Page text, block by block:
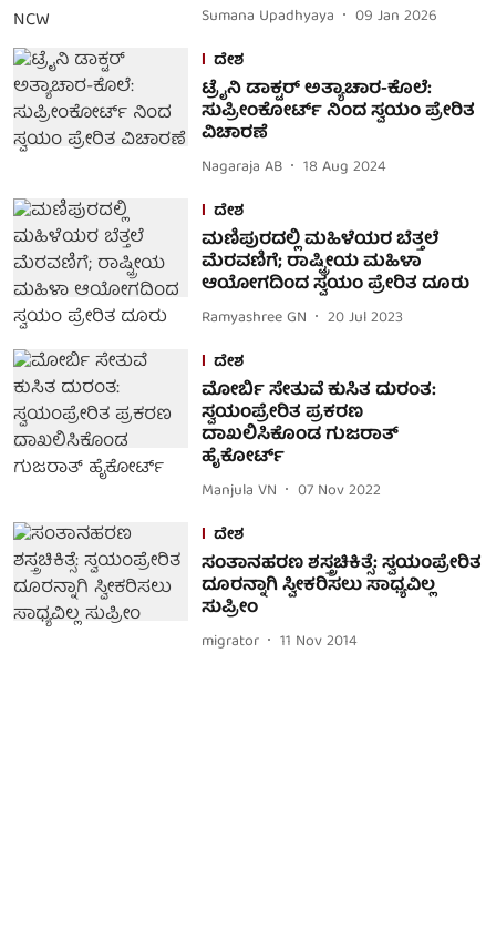
Sumana Upadhyaya
09 Jan 2026
ದೇಶ
ಟ್ರೈನಿ ಡಾಕ್ಟರ್ ಅತ್ಯಾಚಾರ-ಕೊಲೆ:
ಸುಪ್ರೀಂಕೋರ್ಟ್ ನಿಂದ ಸ್ವಯಂ ಪ್ರೇರಿತ
ವಿಚಾರಣೆ
Nagaraja AB
18 Aug 2024
ದೇಶ
ಮಣಿಪುರದಲ್ಲಿ ಮಹಿಳೆಯರ ಬೆತ್ತಲೆ
ಮೆರವಣಿಗೆ; ರಾಷ್ಟ್ರೀಯ ಮಹಿಳಾ
ಆಯೋಗದಿಂದ ಸ್ವಯಂ ಪ್ರೇರಿತ ದೂರು
Ramyashree GN
20 Jul 2023
ದೇಶ
ಮೋರ್ಬಿ ಸೇತುವೆ ಕುಸಿತ ದುರಂತ:
ಸ್ವಯಂಪ್ರೇರಿತ ಪ್ರಕರಣ
ದಾಖಲಿಸಿಕೊಂಡ ಗುಜರಾತ್
ಹೈಕೋರ್ಟ್
Manjula VN
07 Nov 2022
ದೇಶ
ಸಂತಾನಹರಣ ಶಸ್ತ್ರಚಿಕಿತ್ಸೆ: ಸ್ವಯಂಪ್ರೇರಿತ
ದೂರನ್ನಾಗಿ ಸ್ವೀಕರಿಸಲು ಸಾಧ್ಯವಿಲ್ಲ
ಸುಪ್ರೀಂ
migrator 11 Nov 2014